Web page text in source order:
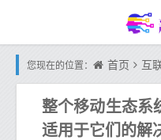
您现在的位置： 首页 互
整个移动生态系
适用于它们的解